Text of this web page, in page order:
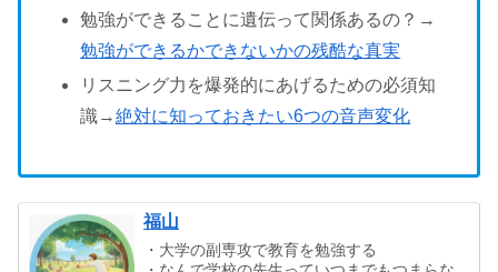
勉強ができることに遺伝って関係あるの？→
勉強ができるかできないかの残酷な真実
リスニング力を爆発的にあげるための必須知
識→絶対に知っておきたい6つの音声変化
福山
・大学の副専攻で教育を勉強する